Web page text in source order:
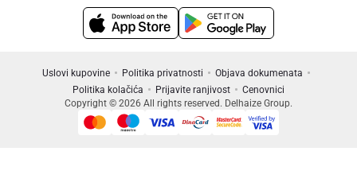
Uslovi kupovine Politika privatnosti
Objava dokumenata
Politika kolačića
Prijavite ranjivost
Cenovnici
Copyright © 2026 All rights reserved. Delhaize Group.